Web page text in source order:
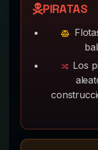
PIRATAS
Los